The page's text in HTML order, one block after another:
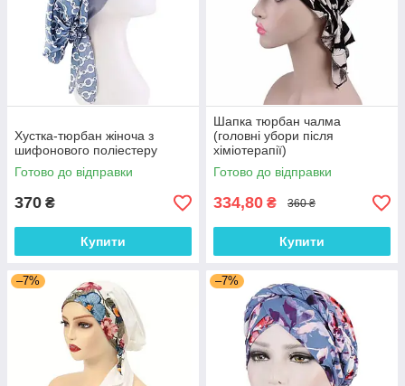
Хустка-тюрбан жіноча з
шифонового поліестеру
Готово до відправки
370 ₴
Купити
Шапка тюрбан чалма
(головні убори після
хіміотерапії)
Готово до відправки
334,80 ₴ 360 ₴
Купити
–7% –7%